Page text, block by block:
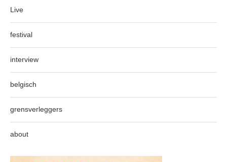
Live
festival
interview
belgisch
grensverleggers
about